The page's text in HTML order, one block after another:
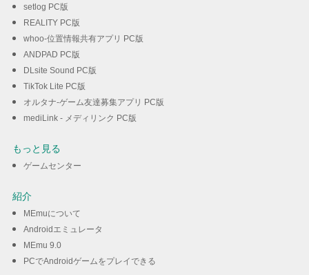
setlog PC版
REALITY PC版
whoo-位置情報共有アプリ PC版
ANDPAD PC版
DLsite Sound PC版
TikTok Lite PC版
オルタナ-ゲーム友達募集アプリ PC版
mediLink - メディリンク PC版
もっと見る
ゲームセンター
紹介
MEmuについて
Androidエミュレータ
MEmu 9.0
PCでAndroidゲームをプレイできる